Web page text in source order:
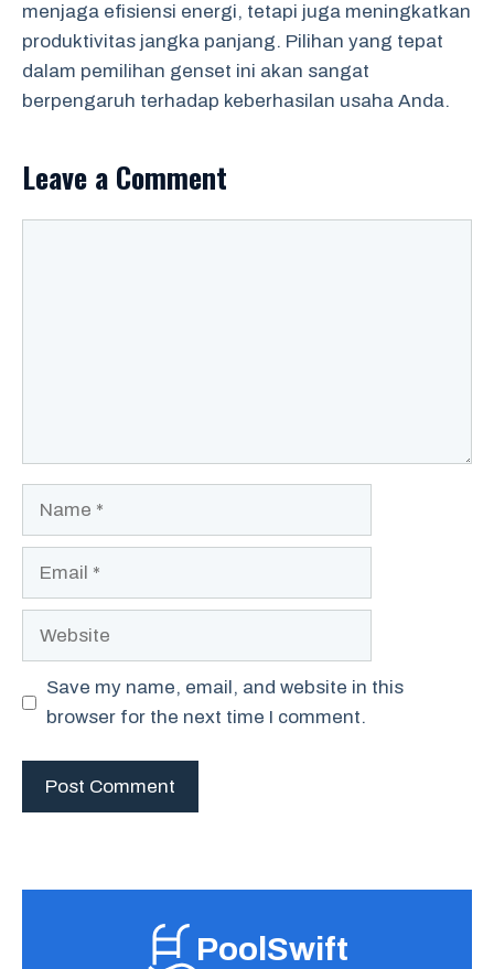
menjaga efisiensi energi, tetapi juga meningkatkan
produktivitas jangka panjang. Pilihan yang tepat
dalam pemilihan genset ini akan sangat
berpengaruh terhadap keberhasilan usaha Anda.
Leave a Comment
Website
Save my name, email, and website in this
browser for the next time I comment.
PoolSwift